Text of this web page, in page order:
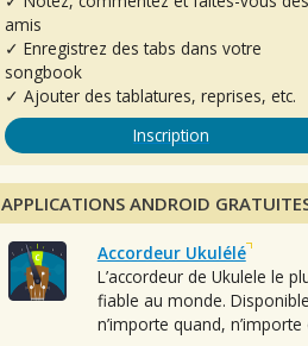
amis
✓ Enregistrez des tabs dans votre
songbook
✓ Ajouter des tablatures, reprises, etc.
Inscription
APPLICATIONS ANDROID
Accordeur Ukulélé
L’accordeur de Ukulele le
fiable au monde. Disponible
n’importe quand, n’importe